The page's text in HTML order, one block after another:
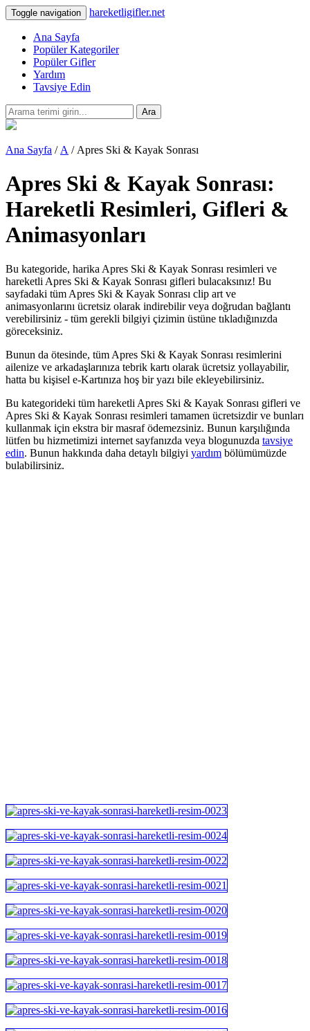
Toggle navigation hareketligifler.net
Ana Sayfa
Popüler Kategoriler
Popüler Gifler
Yardım
Tavsiye Edin
Ara
Ana Sayfa / A / Apres Ski & Kayak Sonrası
Apres Ski & Kayak Sonrası:
Hareketli Resimleri, Gifleri &
Animasyonları
Bu kategoride, harika Apres Ski & Kayak Sonrası resimleri ve
hareketli Apres Ski & Kayak Sonrası gifleri bulacaksınız! Bu
sayfadaki tüm Apres Ski & Kayak Sonrası clip art ve
animasyonlarını ücretsiz olarak indirebilir veya doğrudan bağlantı
verebilirsiniz - tüm gerekli bilgiyi çizimin üstüne tıkladığınızda
göreceksiniz.
Bunun da ötesinde, tüm Apres Ski & Kayak Sonrası resimlerini
ailenize ve arkadaşlarınıza tebrik kartı olarak ücretsiz yollayabilir,
hatta bu kişisel e-Kartınıza hoş bir yazı bile ekleyebilirsiniz.
Bu kategorideki tüm hareketli Apres Ski & Kayak Sonrası gifleri ve
Apres Ski & Kayak Sonrası resimleri tamamen ücretsizdir ve bunları
kullanmak için ekstra bir masraf ödemezsiniz. Bunun karşılığında
lütfen bu hizmetimizi internet sayfanızda veya blogunuzda tavsiye
edin. Bunun hakkında daha detaylı bilgiyi yardım bölümümüzde
bulabilirsiniz.